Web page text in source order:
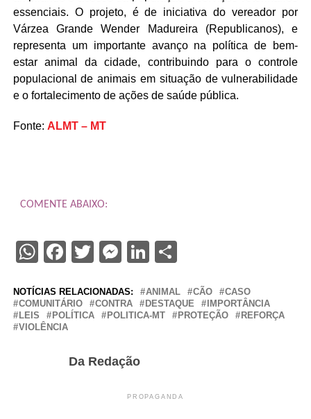
essenciais. O projeto, é de iniciativa do vereador por
Várzea Grande Wender Madureira (Republicanos), e
representa um importante avanço na política de bem-
estar animal da cidade, contribuindo para o controle
populacional de animais em situação de vulnerabilidade
e o fortalecimento de ações de saúde pública.
Fonte: ALMT – MT
COMENTE ABAIXO:
WhatsApp
Facebook
TwitterMessenger
LinkedIn
NOTÍCIAS RELACIONADAS: ANIMAL CÃO
CASO
COMUNITÁRIO
CONTRA DESTAQUE
IMPORTÂNCIA
LEIS
POLÍTICA POLITICA-MT PROTEÇÃO
REFORÇA
VIOLÊNCIA
Da Redação
PROPAGANDA